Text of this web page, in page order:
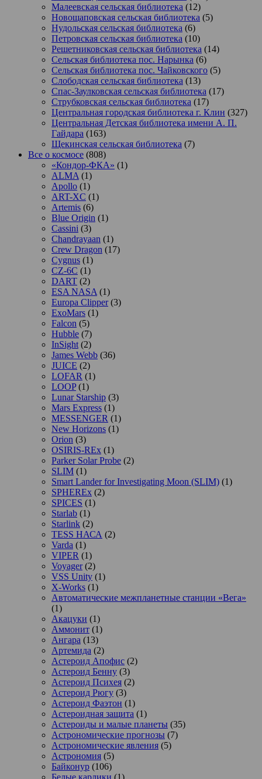
Малеевская сельская библиотека (12)
Новощаповская сельская библиотека (5)
Нудольская сельская библиотека (6)
Петровская сельская библиотека (10)
Решетниковская сельская библиотека (14)
Сельская библиотека пос. Нарынка (6)
Сельская библиотека пос. Чайковского (5)
Слободская сельская библиотека (13)
Спас-Заулковская сельская библиотека (17)
Струбковская сельская библиотека (17)
Центральная городская библиотека г. Клин (327)
Центральная Детская библиотека имени А. П.
Гайдара (163)
Щекинская сельская библиотека (7)
Все о космосе (808)
«Кондор-ФКА» (1)
ALMA (1)
Apollo (1)
ART-XC (1)
Artemis (6)
Blue Origin (1)
Cassini (3)
Chandrayaan (1)
Crew Dragon (17)
Cygnus (1)
CZ-6C (1)
DART (2)
ESA NASA (1)
Europa Clipper(3)
ExoMars (1)
Falcon (5)
Hubble (7)
InSight (2)
James Webb (36)
JUICE (2)
LOFAR (1)
LOOP(1)
Lunar Starship (3)
Mars Express (1)
MESSENGER (1)
New Horizons (1)
Orion (3)
OSIRIS-REx (1)
Parker Solar Probe (2)
SLIM (1)
Smart Lander for Investigating Moon (SLIM) (1)
SPHEREx (2)
SPICES (1)
Starlab (1)
Starlink (2)
TESS НАСА (2)
Varda (1)
VIPER (1)
Voyager(2)
VSS Unity (1)
X-Works (1)
Автоматические межпланетные станции «Вега»
(1)
Акацуки (1)
Аммонит (1)
Ангара (13)
Артемида (2)
Астероид Апофис (2)
Астероид Бенну (3)
Астероид Психея (2)
Астероид Рюгу (3)
Астероид Фаэтон (1)
Астероидная защита (1)
Астероиды и малые планеты (35)
Астрономические прогнозы (7)
Астрономические явления (5)
Астрономия (5)
Байконур (106)
Белые карлики (1)